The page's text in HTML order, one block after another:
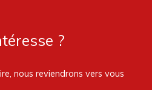
?
nous reviendrons vers vous